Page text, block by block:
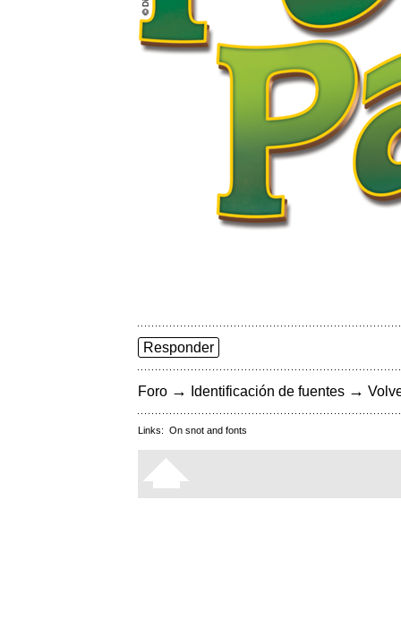
Responder
Foro → Identificación de fuentes →
Links: On snot and fonts